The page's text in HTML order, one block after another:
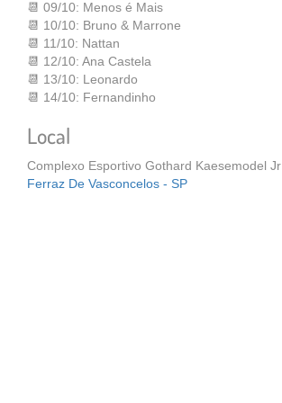
📆 09/10: Menos é Mais
📆 10/10: Bruno & Marrone
📆 11/10: Nattan
📆 12/10: Ana Castela
📆 13/10: Leonardo
📆 14/10: Fernandinho
Local
Complexo Esportivo Gothard Kaesemodel Jr
Ferraz De Vasconcelos - SP